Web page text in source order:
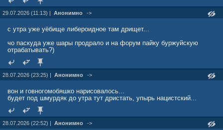
29.07.2026 (11:13) | Анонимно ->
с утра уже уёбище либероидное там дрищет...
чо паскуда уже шары продрало и на форум пайку буржуйскую
отрабатывать?)
28.07.2026 (23:25) | Анонимно ->
вон и говногомобяшко нарисовалось...
будет под шмурдяк до утра тут дристать, упырь нацистский...
28.07.2026 (22:52) | Анонимно ->